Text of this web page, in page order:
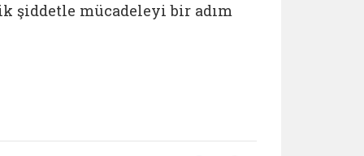
şiddetle mücadeleyi bir adım